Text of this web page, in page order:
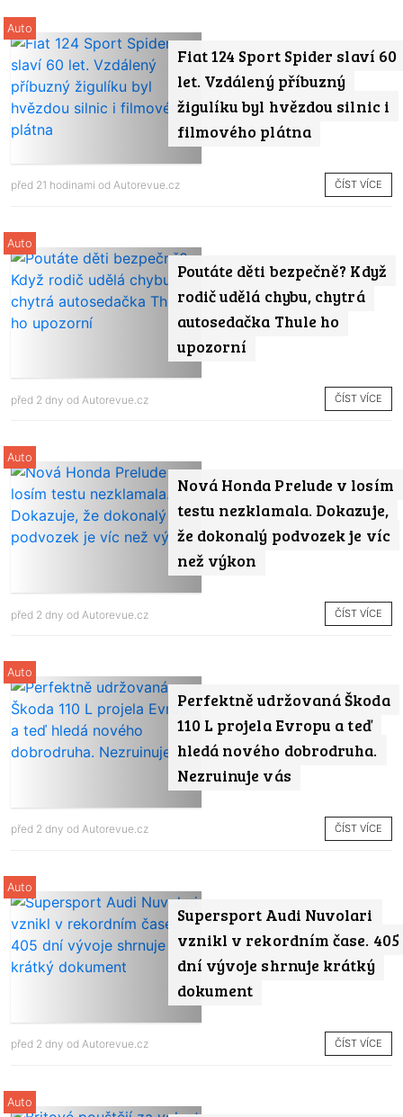
Fiat 124 Sport Spider slaví 60
let. Vzdálený příbuzný
žigulíku byl hvězdou silnic i
filmového plátna
Auto
před 21 hodinami od Autorevue.cz ČÍST VÍCE
Poutáte děti bezpečně? Když
rodič udělá chybu, chytrá
autosedačka Thule ho
upozorní
Auto
před 2 dny od Autorevue.cz ČÍST VÍCE
Nová Honda Prelude v losím
testu nezklamala. Dokazuje,
že dokonalý podvozek je víc
než výkon
Auto
před 2 dny od Autorevue.cz ČÍST VÍCE
Perfektně udržovaná Škoda
110 L projela Evropu a teď
hledá nového dobrodruha.
Nezruinuje vás
Auto
před 2 dny od Autorevue.cz ČÍST VÍCE
Supersport Audi Nuvolari
vznikl v rekordním čase. 405
dní vývoje shrnuje krátký
dokument
Auto
před 2 dny od Autorevue.cz ČÍST VÍCE
Auto